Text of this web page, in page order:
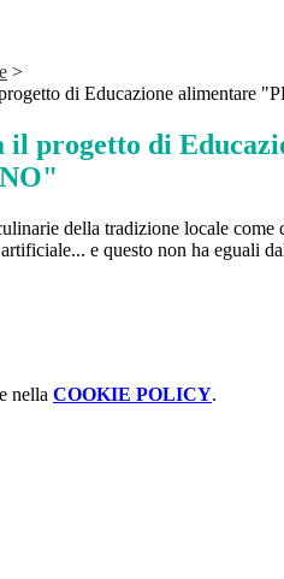
>
di Educazione alimentare
il progetto di
della tradizione locale come
e questo non ha eguali
nella COOKIE POLICY.